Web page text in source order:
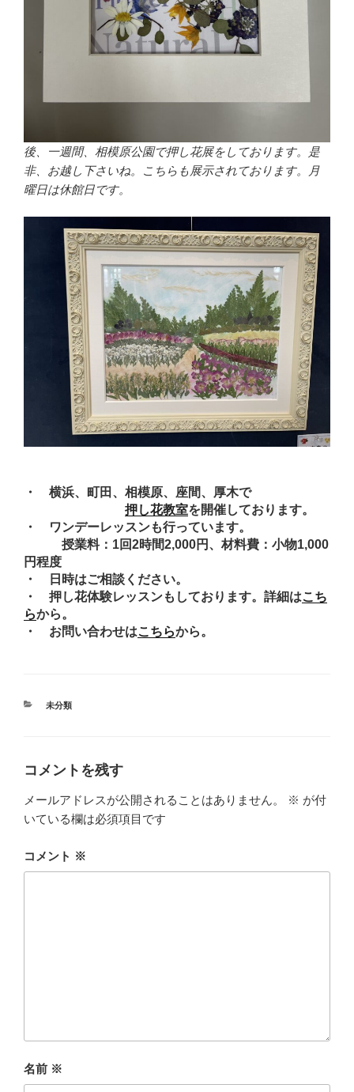
後、一週間、相模原公園で押し花展をしております。是
非、お越し下さいね。こちらも展示されております。月
曜日は休館日です。
・ 横浜、町田、相模原、座間、厚木で
押し花教室を開催しております。
・ ワンデーレッスンも行っています。
授業料：1回2時間2,000円、材料費：小物1,000
円程度
・ 日時はご相談ください。
・ 押し花体験レッスンもしております。詳細はこち
らから。
・ お問い合わせはこちらから。
カ
未分類
コメントを残す
メールアドレスが公開されることはありません。 ※ が付
いている欄は必須項目です
コメント ※
名前 ※